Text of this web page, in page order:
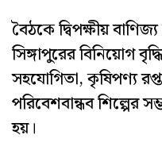
বৈঠকে দ্বিপক্ষীয়
সিঙ্গাপুরের বিনিয়োগ
সহযোগিতা, কৃষিপণ্য
পরিবেশবান্ধব শিল্পের
হয়।